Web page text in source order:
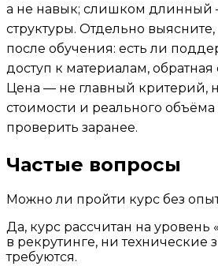
а не навык; слишком длинный
структуры. Отдельно
после обучения: есть ли
доступ к материалам,
Цена — не главный критерий,
стоимости и реального объёма
проверить заранее.
Частые вопросы
Можно ли пройти курс без
Да, курс рассчитан на уровень
в рекрутинге, ни технические
требуются.